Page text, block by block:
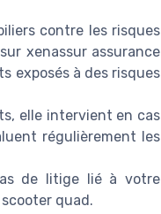
contre les risques
xenassur assurance
exposés à des risques
elle intervient en cas
régulièrement les
de litige lié à votre
quad.